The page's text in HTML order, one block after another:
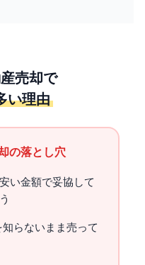
売却で
い理由
の落とし穴
い金額で妥協して
らないまま売って